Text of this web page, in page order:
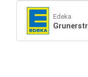
Edeka